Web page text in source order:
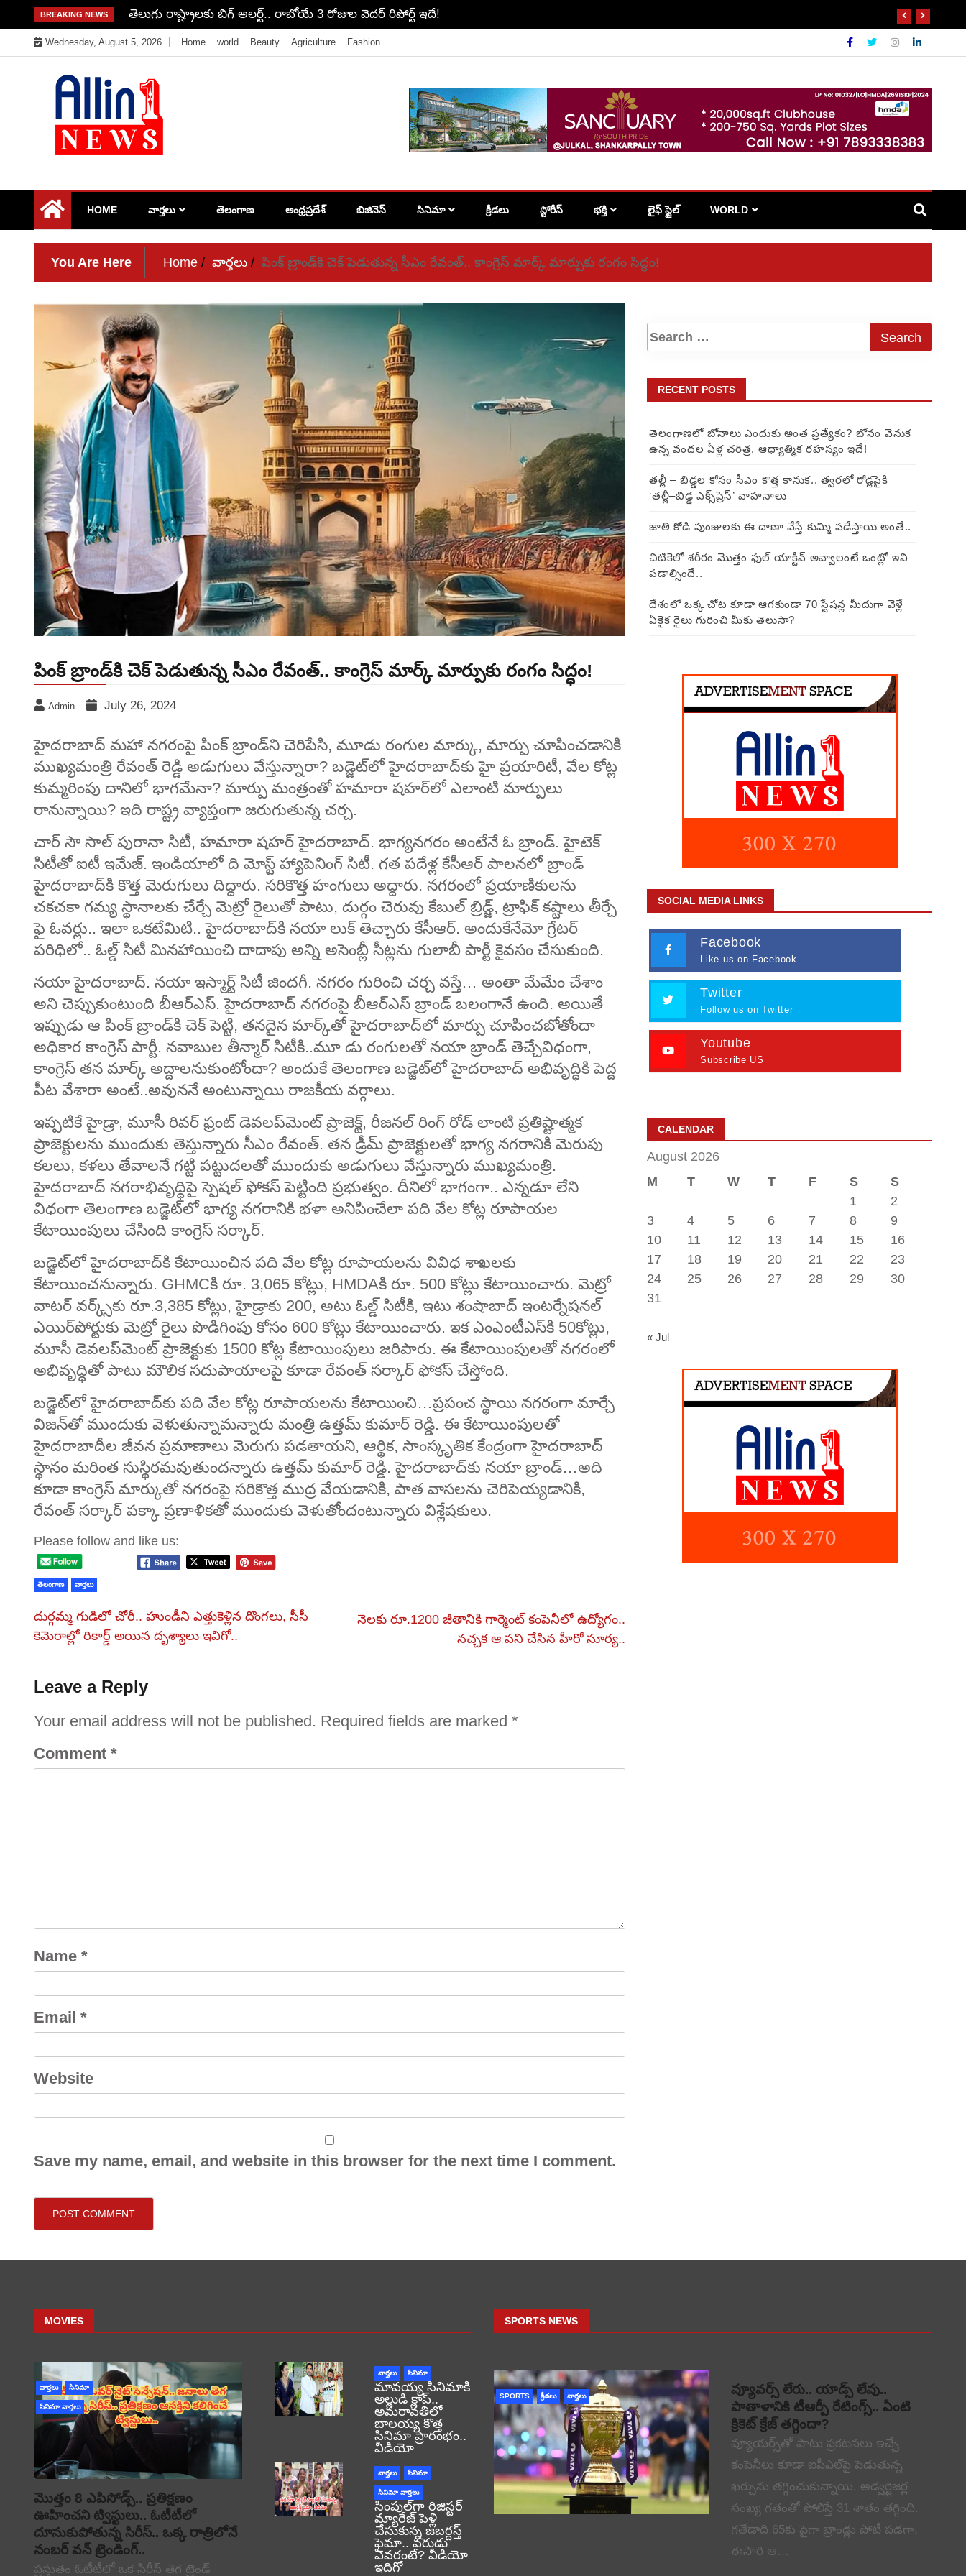
to
content
BREAKING NEWS తెలుగు రాష్ట్రాలకు బిగ్ అలర్ట్.. రాబోయే 3 రోజుల వెదర్ రిపోర్ట్ ఇదే!
Wednesday, August 5, 2026 Home world Beauty Agriculture Fashion
HOME వార్తలు తెలంగాణ ఆంధ్రప్రదేశ్ బిజినెస్ సినిమా క్రీడలు స్టోరీస్ భక్తి లైఫ్ స్టైల్ WORLD
You Are Here Home వార్తలు పింక్‌ బ్రాండ్‌కి చెక్‌ పెడుతున్న సీఎం రేవంత్‌.. కాంగ్రెస్‌ మార్క్‌ మార్పుకు రంగం సిద్ధం!
పింక్‌ బ్రాండ్‌కి చెక్‌ పెడుతున్న సీఎం రేవంత్‌.. కాంగ్రెస్‌ మార్క్‌ మార్పుకు రంగం సిద్ధం!
Admin July 26, 2024
హైదరాబాద్ మహా నగరంపై పింక్‌ బ్రాండ్‌ని చెరిపేసి, మూడు రంగుల మార్కు, మార్పు చూపించడానికి
ముఖ్యమంత్రి రేవంత్‌ రెడ్డి అడుగులు వేస్తున్నారా? బడ్జెట్‌లో హైదరాబాద్‌కు హై ప్రయారిటీ, వేల కోట్ల
కుమ్మరింపు దానిలో భాగమేనా? మార్పు మంత్రంతో హమారా షహర్‌లో ఎలాంటి మార్పులు
రానున్నాయి? ఇది రాష్ట్ర వ్యాప్తంగా జరుగుతున్న చర్చ.
చార్‌ సౌ సాల్‌ పురానా సిటీ, హమారా షహర్‌ హైదరాబాద్‌. భాగ్యనగరం అంటేనే ఓ బ్రాండ్‌. హైటెక్‌
సిటీతో ఐటీ ఇమేజ్‌. ఇండియాలో ది మోస్ట్‌ హ్యాపెనింగ్ సిటీ. గత పదేళ్ల కేసీఆర్‌ పాలనలో బ్రాండ్‌
హైదరాబాద్‌కి కొత్త మెరుగులు దిద్దారు. సరికొత్త హంగులు అద్దారు. నగరంలో ప్రయాణికులను
చకచకా గమ్య స్థానాలకు చేర్చే మెట్రో రైలుతో పాటు, దుర్గం చెరువు కేబుల్‌ బ్రిడ్జ్‌, ట్రాఫిక్‌ కష్టాలు తీర్చే
ఫై ఓవర్లు.. ఇలా ఒకటేమిటి.. హైదరాబాద్‌కి నయా లుక్‌ తెచ్చారు కేసీఆర్‌. అందుకేనేమో గ్రేటర్‌
పరిధిలో.. ఓల్డ్ సిటీ మినహాయించి దాదాపు అన్ని అసెంబ్లీ సీట్లను గులాబీ పార్టీ కైవసం చేసుకుంది.
నయా హైదరాబాద్‌. నయా ఇస్మార్ట్‌ సిటీ జిందగీ. నగరం గురించి చర్చ వస్తే… అంతా మేమేం చేశాం
అని చెప్పుకుంటుంది బీఆర్ఎస్‌. హైదరాబాద్‌ నగరంపై బీఆర్‌ఎస్‌ బ్రాండ్‌ బలంగానే ఉంది. అయితే
ఇప్పుడు ఆ పింక్‌ బ్రాండ్‌కి చెక్‌ పెట్టి, తనదైన మార్క్‌తో హైదరాబాద్‌లో మార్పు చూపించబోతోందా
అధికార కాంగ్రెస్‌ పార్టీ. నవాబుల తీన్మార్‌ సిటీకి..మూ డు రంగులతో నయా బ్రాండ్‌ తెచ్చేవిధంగా,
కాంగ్రెస్‌ తన మార్క్‌ అద్దాలనుకుంటోందా? అందుకే తెలంగాణ బడ్జెట్‌లో హైదరాబాద్‌ అభివృద్ధికి పెద్ద
పీట వేశారా అంటే..అవుననే అంటున్నాయి రాజకీయ వర్గాలు.
ఇప్పటికే హైడ్రా, మూసీ రివర్‌ ఫ్రంట్‌ డెవలప్‌మెంట్‌ ప్రాజెక్ట్‌, రీజనల్‌ రింగ్‌ రోడ్‌ లాంటి ప్రతిష్టాత్మక
ప్రాజెక్టులను ముందుకు తెస్తున్నారు సీఎం రేవంత్‌. తన డ్రీమ్ ప్రాజెక్టులతో భాగ్య నగరానికి మెరుపు
కలలు, కళలు తేవాలనే గట్టి పట్టుదలతో ముందుకు అడుగులు వేస్తున్నారు ముఖ్యమంత్రి.
హైదరాబాద్‌ నగరాభివృద్ధిపై స్పెషల్‌ ఫోకస్‌ పెట్టింది ప్రభుత్వం. దీనిలో భాగంగా.. ఎన్నడూ లేని
విధంగా తెలంగాణ బడ్జెట్‌లో భాగ్య నగరానికి భళా అనిపించేలా పది వేల కోట్ల రూపాయల
కేటాయింపులు చేసింది కాంగ్రెస్‌ సర్కార్‌.
బడ్జెట్‌లో హైదరాబాద్‌కి కేటాయించిన పది వేల కోట్ల రూపాయలను వివిధ శాఖలకు
కేటాయించనున్నారు. GHMCకి రూ. 3,065 కోట్లు, HMDAకి రూ. 500 కోట్లు కేటాయించారు. మెట్రో
వాటర్‌ వర్క్స్‌కు రూ.3,385 కోట్లు, హైడ్రాకు 200, అటు ఓల్డ్‌ సిటీకి, ఇటు శంషాబాద్‌ ఇంటర్నేషనల్‌
ఎయిర్‌పోర్టుకు మెట్రో రైలు పొడిగింపు కోసం 600 కోట్లు కేటాయించారు. ఇక ఎంఎంటీఎస్‌కి 50కోట్లు,
మూసీ డెవలప్‌మెంట్‌ ప్రాజెక్టుకు 1500 కోట్ల కేటాయింపులు జరిపారు. ఈ కేటాయింపులతో నగరంలో
అభివృద్ధితో పాటు మౌలిక సదుపాయాలపై కూడా రేవంత్‌ సర్కార్‌ ఫోకస్‌ చేస్తోంది.
బడ్జెట్‌లో హైదరాబాద్‌కు పది వేల కోట్ల రూపాయలను కేటాయించి…ప్రపంచ స్థాయి నగరంగా మార్చే
విజన్‌తో ముందుకు వెళుతున్నామన్నారు మంత్రి ఉత్తమ్ కుమార్‌ రెడ్డి. ఈ కేటాయింపులతో
హైదరాబాదీల జీవన ప్రమాణాలు మెరుగు పడతాయని, ఆర్థిక, సాంస్కృతిక కేంద్రంగా హైదరాబాద్‌
స్థానం మరింత సుస్థిరమవుతుందన్నారు ఉత్తమ్‌ కుమార్ రెడ్డి. హైదరాబాద్‌కు నయా బ్రాండ్‌…అది
కూడా కాంగ్రెస్‌ మార్కుతో నగరంపై సరికొత్త ముద్ర వేయడానికి, పాత వాసలను చెరిపెయ్యడానికి,
రేవంత్‌ సర్కార్ పక్కా ప్రణాళికతో ముందుకు వెళుతోందంటున్నారు విశ్లేషకులు.
Please follow and like us:
తెలంగాణ వార్తలు
దుర్గమ్మ గుడిలో చోరీ.. హుండీని ఎత్తుకెళ్లిన దొంగలు, సీసీ
కెమెరాల్లో రికార్డ్ అయిన దృశ్యాలు ఇవిగో..
నెలకు రూ.1200 జీతానికి గార్మెంట్ కంపెనీలో ఉద్యోగం..
నచ్చక ఆ పని చేసిన హీరో సూర్య..
Leave a Reply
Your email address will not be published. Required fields are marked *
Comment *
Name *
Email *
Website
Save my name, email, and website in this browser for the next time I comment.
RECENT POSTS
తెలంగాణలో బోనాలు ఎందుకు అంత ప్రత్యేకం? బోనం వెనుక
ఉన్న వందల ఏళ్ల చరిత్ర, ఆధ్యాత్మిక రహస్యం ఇదే!
తల్లీ – బిడ్డల కోసం సీఎం కొత్త కానుక.. త్వరలో రోడ్లపైకి
‘తల్లీ–బిడ్డ ఎక్స్‌ప్రెస్’ వాహనాలు
జాతి కోడి పుంజులకు ఈ దాణా వేస్తే కుమ్మి పడేస్తాయి అంతే..
చిటికెలో శరీరం మొత్తం ఫుల్ యాక్టీవ్ అవ్వాలంటే ఒంట్లో ఇవి
పడాల్సిందే..
దేశంలో ఒక్క చోట కూడా ఆగకుండా 70 స్టేషన్ల మీదుగా వెళ్లే
ఏకైక రైలు గురించి మీకు తెలుసా?
SOCIAL MEDIA LINKS
Facebook
Like us on Facebook
Twitter
Follow us on Twitter
Youtube
Subscribe US
CALENDAR
August 2026
M
T W T F S
S
1
2
3
4 5 6 7 8
9
10
11 12 13 14 15
16
17
18 19 20 21 22
23
24
25 26 27 28 29
30
31
« Jul
MOVIES
వార్తలు సినిమా
సినిమా వార్తలు
మొత్తం 8 ఎపిసోడ్స్.. ప్రతిక్షణం
ఊహించని ట్విస్టులు.. ఓటీటీలో
దూసుకుపోతున్న సిరీస్.. ఒక్క రాత్రిలోనే
నంబర్ వన్ ట్రెండింగ్..
ప్రస్తుతం ఓటీటీలో ఒక సిరీస్ తెగ ట్రెండ్
వార్తలు సినిమా
మావయ్య సినిమాకి
అల్లుడి క్లాప్..
అమరావతిలో
బాలయ్య కొత్త
సినిమా ప్రారంభం..
వీడియో
వార్తలు సినిమా
సినిమా వార్తలు
సింపుల్‌గా రిజిస్టర్‌
మ్యారేజ్ పెళ్లి
చేసుకున్న జబర్దస్త్
ఫైమా.. వరుడు
ఎవరంటే? వీడియో
ఇదిగో
SPORTS NEWS
SPORTS క్రీడలు వార్తలు
వ్యూవర్స్ లేరు.. యాడ్స్ లేవు..
పాతాళానికి టీఆర్పీ రేటింగ్స్.. ఏంటి
క్రికెట్ క్రేజ్ తగ్గిందా?
వ్యూయర్స్‌తో పాటు ప్రకటనలు ఇచ్చే
కంపెనీలు కూడా ఐపీఎల్‌పై పెడుతున్న
ఖర్చును తగ్గించుకున్నాయి. అడ్వర్టైజర్ల
సంఖ్య గతంతో పోలిస్తే 31 శాతం తగ్గింది.
గతేడాది 65కు పైగా బ్రాండ్లు పోటీ పడగా,
ఈసారి ఆ…